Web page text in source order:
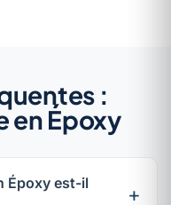
:
en Époxy
Époxy est-il